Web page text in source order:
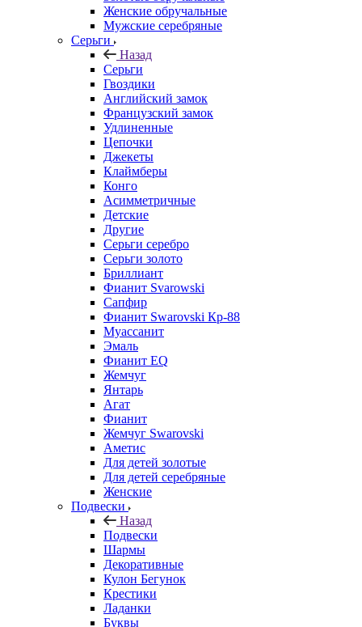
Женские обручальные
Мужские серебряные
Серьги
Назад
Серьги
Гвоздики
Английский замок
Французский замок
Удлиненные
Цепочки
Джекеты
Клаймберы
Конго
Асимметричные
Детские
Другие
Серьги серебро
Серьги золото
Бриллиант
Фианит Svarowski
Сапфир
Фианит Swarovski Кр-88
Муассанит
Эмаль
Фианит EQ
Жемчуг
Янтарь
Агат
Фианит
Жемчуг Swarovski
Аметис
Для детей золотые
Для детей серебряные
Женские
Подвески
Назад
Подвески
Шармы
Декоративные
Кулон Бегунок
Крестики
Ладанки
Буквы